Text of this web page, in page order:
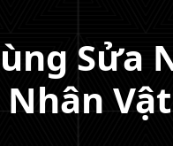
Sửa